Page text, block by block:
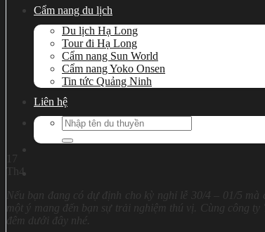
Cẩm nang du lịch
Du lịch Hạ Long
Tour đi Hạ Long
Cẩm nang Sun World
Cẩm nang Yoko Onsen
Tin tức Quảng Ninh
Liên hệ
Search
for:
17
Th4
Nếu bạn đang có dự định cho kỳ nghỉ lễ 30/4 – 01/5 mà
một ý mang đến bạn sự trải nghiệm thú vị. Cùng công
đêm dưới đây nhé.